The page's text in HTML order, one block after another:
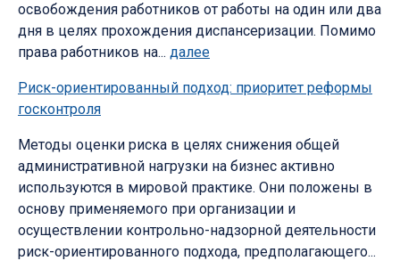
освобождения работников от работы на один или два
дня в целях прохождения диспансеризации. Помимо
права работников на... далее
Риск-ориентированный подход: приоритет реформы
госконтроля
Методы оценки риска в целях снижения общей
административной нагрузки на бизнес активно
используются в мировой практике. Они положены в
основу применяемого при организации и
осуществлении контрольно-надзорной деятельности
риск-ориентированного подхода, предполагающего...